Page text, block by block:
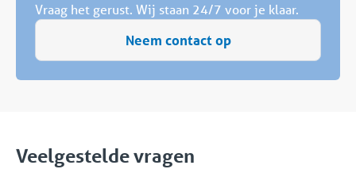
Vraag het gerust. Wij staan 24/7 voor je klaar.
Neem contact op
Veelgestelde vragen